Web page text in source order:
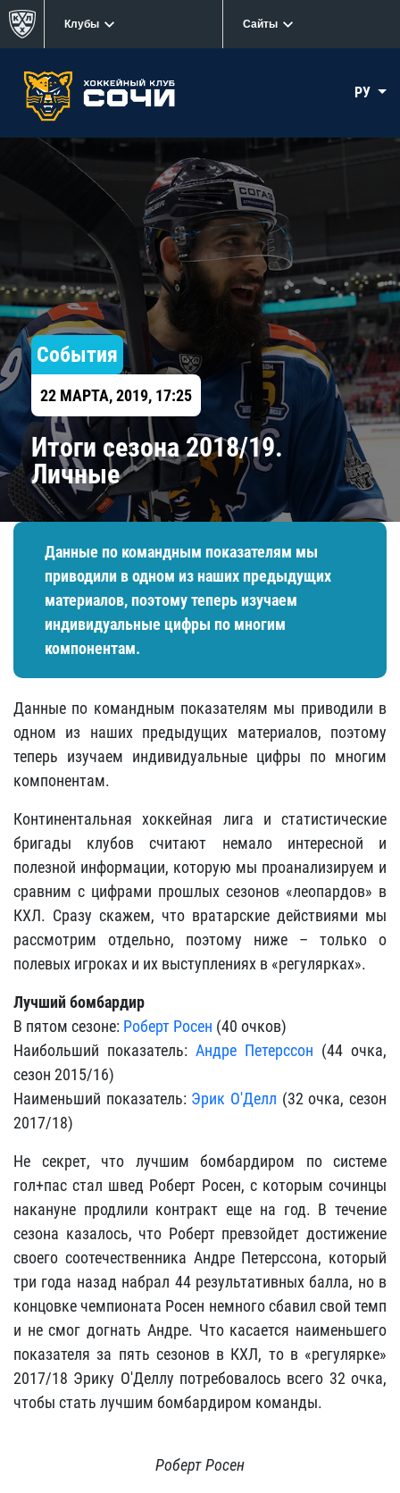
Клубы Сайты
РУ
События
22 МАРТА, 2019, 17:25
Итоги сезона 2018/19.
Личные
Данные по командным показателям мы
приводили в одном из наших предыдущих
материалов, поэтому теперь изучаем
индивидуальные цифры по многим
компонентам.
Данные по командным показателям мы приводили в
одном из наших предыдущих материалов, поэтому
теперь изучаем индивидуальные цифры по многим
компонентам.
Континентальная хоккейная лига и статистические
бригады клубов считают немало интересной и
полезной информации, которую мы проанализируем и
сравним с цифрами прошлых сезонов «леопардов» в
КХЛ. Сразу скажем, что вратарские действиями мы
рассмотрим отдельно, поэтому ниже – только о
полевых игроках и их выступлениях в «регулярках».
Лучший бомбардир
В пятом сезоне: Роберт Росен (40 очков)
Наибольший показатель: Андре Петерссон (44 очка,
сезон 2015/16)
Наименьший показатель: Эрик О'Делл (32 очка, сезон
2017/18)
Не секрет, что лучшим бомбардиром по системе
гол+пас стал швед Роберт Росен, с которым сочинцы
накануне продлили контракт еще на год. В течение
сезона казалось, что Роберт превзойдет достижение
своего соотечественника Андре Петерссона, который
три года назад набрал 44 результативных балла, но в
концовке чемпионата Росен немного сбавил свой темп
и не смог догнать Андре. Что касается наименьшего
показателя за пять сезонов в КХЛ, то в «регулярке»
2017/18 Эрику О'Деллу потребовалось всего 32 очка,
чтобы стать лучшим бомбардиром команды.
Роберт Росен